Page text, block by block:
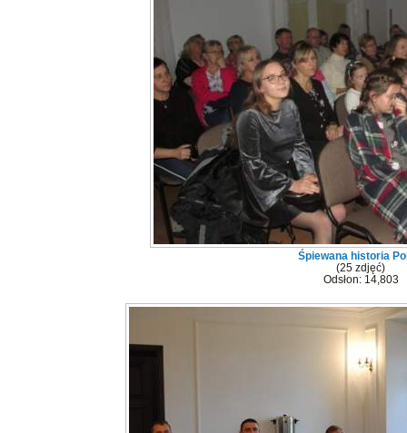
Śpiewana historia
(25 zdjęć)
Odsłon: 14,803